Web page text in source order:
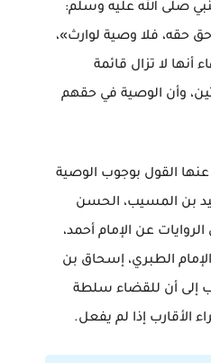
صلى الله عليه وسلم:
حقه، فلا وصية لوارث»،
أنها لا تزال قائمة
وأن الوصية في حقهم
عنها القول بوجوب الوصية
بن المسيب، الحسن
عن الإمام أحمد،
الطبري، إسحاق بن
إلى أن للقضاء سلطة
الأقارب إذا لم يفعل.